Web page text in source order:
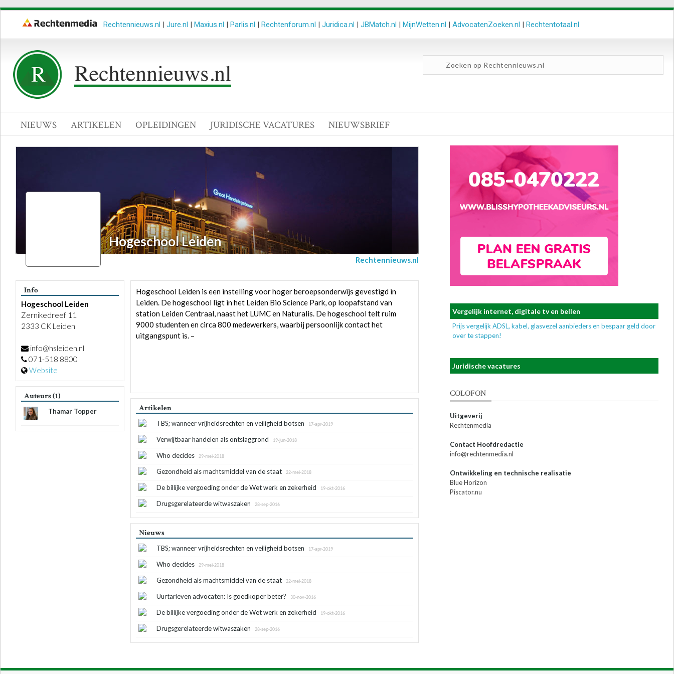
Rechtennieuws.nl | Jure.nl | Maxius.nl | Parlis.nl | Rechtenforum.nl | Juridica.nl | JBMatch.nl | MijnWetten.nl | AdvocatenZoeken.nl | Rechtentotaal.nl
NIEUWS ARTIKELEN OPLEIDINGEN JURIDISCHE VACATURES NIEUWSBRIEF
Hogeschool Leiden
Rechtennieuws.nl
Info
Hogeschool Leiden
Zernikedreef 11
2333 CK Leiden
info@hsleiden.nl
071-518 8800
Website
Hogeschool Leiden is een instelling voor hoger beroepsonderwijs gevestigd in
Leiden. De hogeschool ligt in het Leiden Bio Science Park, op loopafstand van
station Leiden Centraal, naast het LUMC en Naturalis. De hogeschool telt ruim
9000 studenten en circa 800 medewerkers, waarbij persoonlijk contact het
uitgangspunt is. –
Auteurs (1)
Thamar Topper Artikelen
TBS; wanneer vrijheidsrechten en veiligheid botsen 17-apr-2019
Verwijtbaar handelen als ontslaggrond 19-jun-2018
Who decides 29-mei-2018
Gezondheid als machtsmiddel van de staat 22-mei-2018
De billijke vergoeding onder de Wet werk en zekerheid 19-okt-2016
Drugsgerelateerde witwaszaken 28-sep-2016
Nieuws
TBS; wanneer vrijheidsrechten en veiligheid botsen 17-apr-2019
Who decides 29-mei-2018
Gezondheid als machtsmiddel van de staat 22-mei-2018
Uurtarieven advocaten: Is goedkoper beter? 30-nov-2016
De billijke vergoeding onder de Wet werk en zekerheid 19-okt-2016
Drugsgerelateerde witwaszaken 28-sep-2016
Vergelijk internet, digitale tv en bellen
Prijs vergelijk ADSL, kabel, glasvezel aanbieders en bespaar geld door
over te stappen!
Juridische vacatures
COLOFON
Uitgeverij
Rechtenmedia
Contact Hoofdredactie
info@rechtenmedia.nl
Ontwikkeling en technische realisatie
Blue Horizon
Piscator.nu